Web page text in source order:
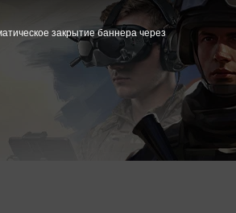
закрытие баннера через